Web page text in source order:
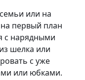
или на
первый план
с нарядными
шелка или
с уже
или юбками.